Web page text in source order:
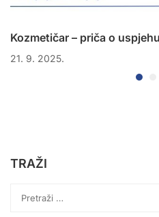
Kozmetičar – priča o
21. 9. 2025.
TRAŽI